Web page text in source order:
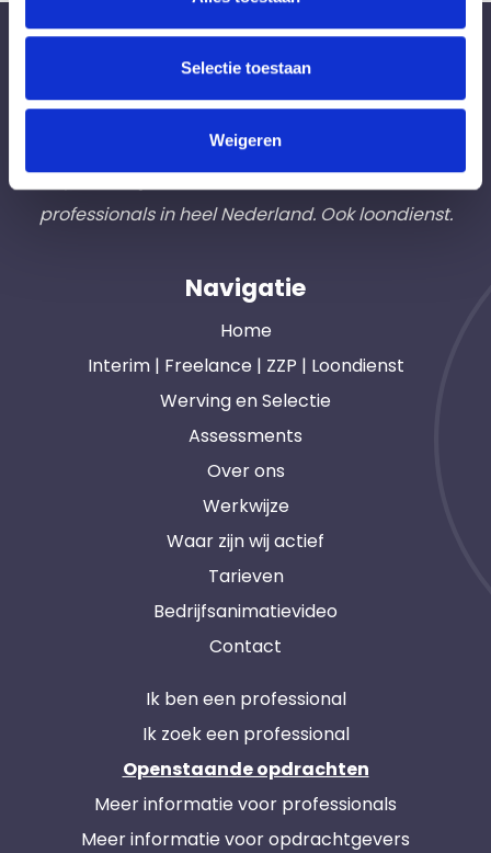
Selectie toestaan
Weigeren
Bureau Ad Interim ®
Professionals likeFrintzz
Hét interim bemiddelingsbureau voor
opdrachtgevers en interim, freelance en ZZP
professionals in heel Nederland. Ook loondienst.
Navigatie
Home
Interim | Freelance | ZZP | Loondienst
Werving en Selectie
Assessments
Over ons
Werkwijze
Waar zijn wij actief
Tarieven
Bedrijfsanimatievideo
Contact
Ik ben een professional
Ik zoek een professional
Openstaande opdrachten
Meer informatie voor professionals
Meer informatie voor opdrachtgevers